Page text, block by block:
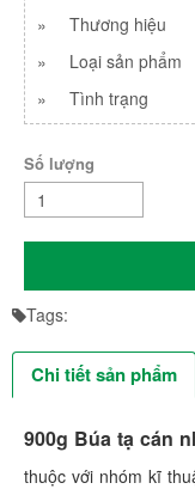
»
Thương hiệu
»
Loại sản phẩm
»
Tình trạng
Số lượng
Tags:
Chi tiết sản phẩm
900g Búa tạ cán
thuộc với nhóm kĩ